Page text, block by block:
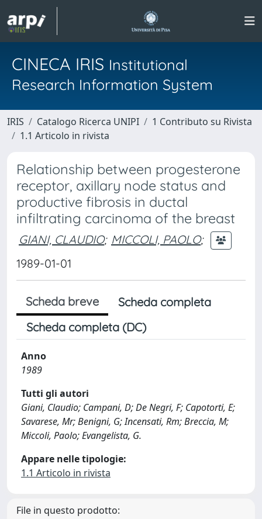
CINECA IRIS Institutional
Research Information System
IRIS Catalogo Ricerca UNIPI
1 Contributo su Rivista
1.1 Articolo in rivista
Relationship between progesterone
receptor, axillary node status and
productive fibrosis in ductal
infiltrating carcinoma of the breast
GIANI, CLAUDIO; MICCOLI, PAOLO;
1989-01-01
Scheda breve
Scheda completa
Scheda completa (DC)
Anno
1989
Tutti gli autori
Giani, Claudio; Campani, D; De Negri, F; Capotorti, E;
Savarese, Mr; Benigni, G; Incensati, Rm; Breccia, M;
Miccoli, Paolo; Evangelista, G.
Appare nelle tipologie:
1.1 Articolo in rivista
File in questo prodotto: